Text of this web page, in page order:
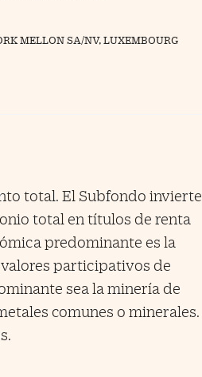
MELLON SA/NV, LUXEMBOURG
total. El Subfondo invierte
total en títulos de renta
predominante es la
participativos de
sea la minería de
comunes o minerales.